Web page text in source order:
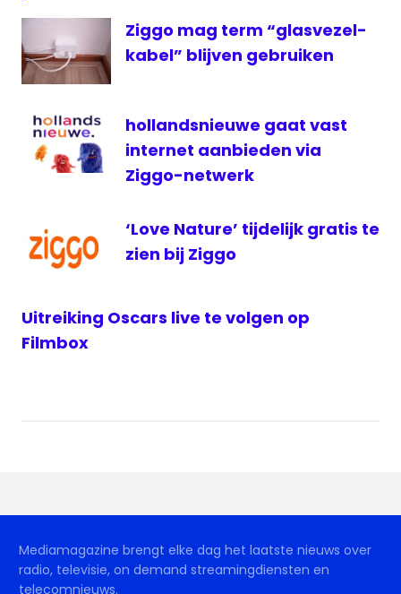
FOX.
Sports
kabel
Premier
League
voetbal
voetbal
ziggo
Ziggo mag term “glasvezel-
kabel” blijven gebruiken
hollandsnieuwe gaat vast
internet aanbieden via
Ziggo-netwerk
‘Love Nature’ tijdelijk gratis te
zien bij Ziggo
Uitreiking Oscars live te volgen op
Filmbox
Mediamagazine brengt elke dag het laatste nieuws over
radio, televisie, on demand streamingdiensten en
telecomnieuws.